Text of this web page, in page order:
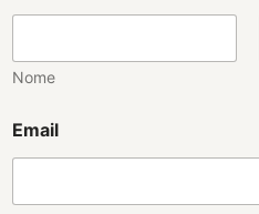
Nome
Email